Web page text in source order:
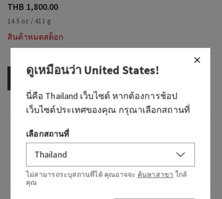
THB 1,800.00
14.5 oz / 411 g
สินค้าหมดสต็อก
OUT OF STOCK
กลิ่น
The scent of Clean Cool Linen, Crisp Tart Apple
and Soft Musk in the room-filling scent of our 3-
Wick Candle with Natural Essential Oils
ดูเหมือนว่าUnited States!
นี่คือ Thailand เว็บไซต์ หากต้องการช้อป
เว็บไซต์ประเทศของคุณ กรุณาเลือกสถานที่
เลือกสถานที่
ไม่สามารถระบุสถานที่ได้ คุณอาจจะ ค้นหาสาขา ใกล้
คุณ